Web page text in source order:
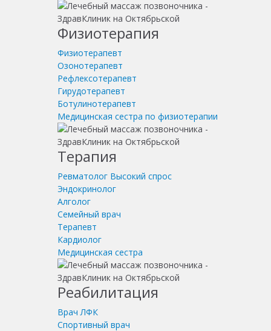
Физиотерапия
Физиотерапевт
Озонотерапевт
Рефлексотерапевт
Гирудотерапевт
Ботулинотерапевт
Медицинская сестра по физиотерапии
Терапия
Ревматолог Высокий спрос
Эндокринолог
Алголог
Семейный врач
Терапевт
Кардиолог
Медицинская сестра
Реабилитация
Врач ЛФК
Спортивный врач